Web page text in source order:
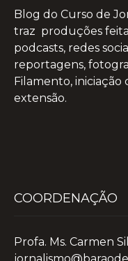
Blog do Curso de
traz produções
podcasts, redes
reportagens,
Filamento, iniciação
extensão.
COORDENAÇÃO
Profa. Ms. Carmen